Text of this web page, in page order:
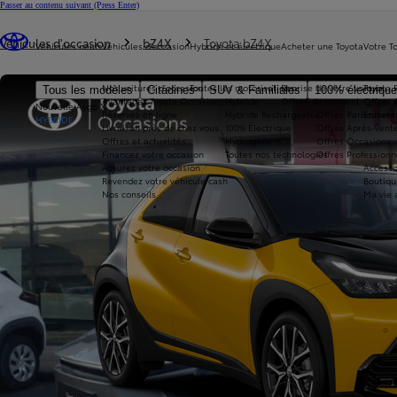
Passer au contenu suivant (Press Enter)
Véhicules neufs
Tous les modèles Citadines SUV & Familiales 100%
Nouvelle Aygo X
HYBRIDE
Véhicules d'occasion
Nos voitures d'occasion
Avantages Toyota Occasions
Réservez en ligne
Livraison près de chez vous
Offres et actualités
Financez votre occasion
Assurez votre occasion
Revendez votre véhicule cash
Nos conseils
Hybride et électrique
Toutes les motorisations
Hybride
100% Électrique
Hydrogène
Toutes nos technologies
Acheter une Toyota
Reprise de votre voiture
Offres du moment
Offres Après-
Offres Occasions
Offres
Votre
Toyota
Offres
Ma vie
Véhicules d'occasion bZ4X Toyota bZ4X